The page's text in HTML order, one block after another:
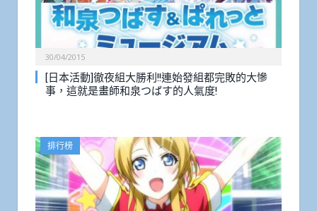
30/04/2015
[日本活動]徹夜組大勝利!!連始發組都完敗的大慘
事，這就是畫師和泉つばす的人氣度!
排行榜